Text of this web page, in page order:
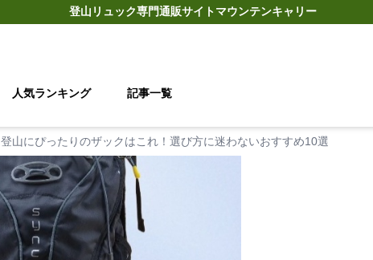
登山リュック専門通販サイトマウンテンキャリー
人気ランキング 記事一覧
登山にぴったりのザックはこれ！選び方に迷わないおすすめ10選